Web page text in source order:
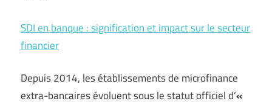
SDI en banque : signification et impact sur le secteur
financier
Depuis 2014, les établissements de microfinance
extra-bancaires évoluent sous le statut officiel d’«